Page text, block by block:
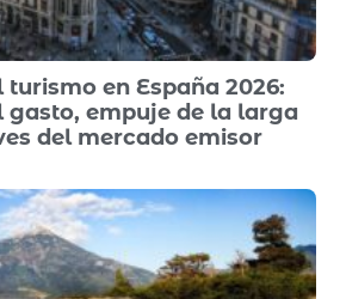
en España 2026:
gasto, empuje de la larga
del mercado emisor